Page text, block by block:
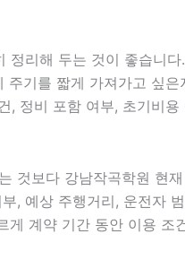
리해 두는 것이 좋습
기를 짧게 가져가고
정비 포함 여부, 초기비
것보다 강남작곡학원
, 예상 주행거리, 운전
계약 기간 동안 이용